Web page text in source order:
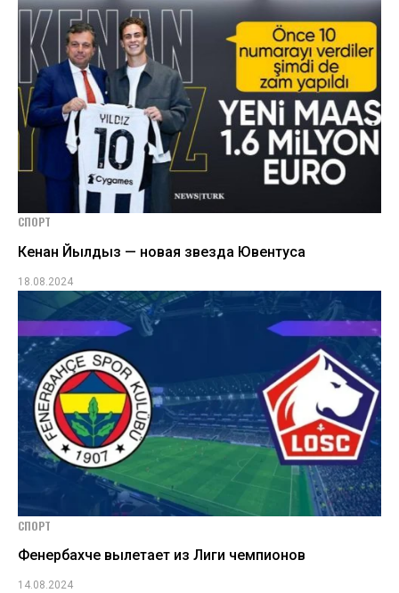
СПОРТ
Кенан Йылдыз — новая звезда Ювентуса
18.08.2024
СПОРТ
Фенербахче вылетает из Лиги чемпионов
14.08.2024